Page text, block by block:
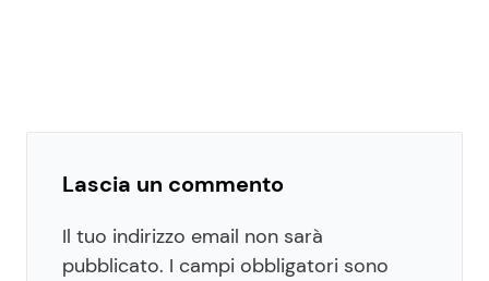
Lascia un commento
Il tuo indirizzo email non sarà
pubblicato. I campi obbligatori sono